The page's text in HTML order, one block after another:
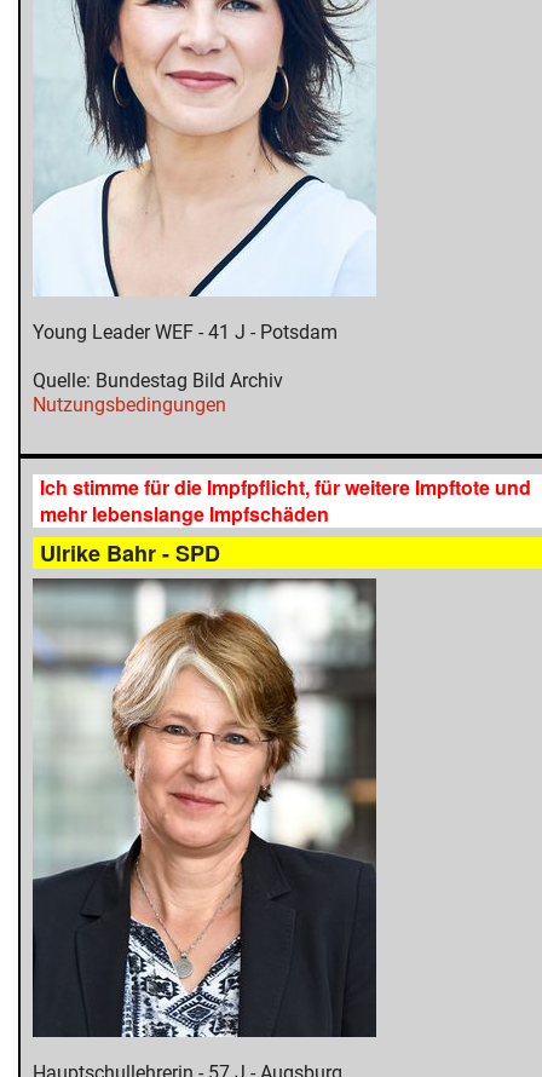
Young Leader WEF - 41 J - Potsdam
Quelle: Bundestag Bild Archiv
Nutzungsbedingungen
Ich stimme für die Impfpflicht, für weitere Impftote und
mehr lebenslange Impfschäden
Ulrike Bahr - SPD